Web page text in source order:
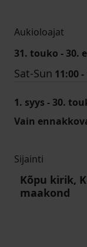
Aukioloajat
31. touko - 30.
Sat-Sun 11:00
1. syys - 30.
Vain
Sijainti
Kõpu kirik,
maakond